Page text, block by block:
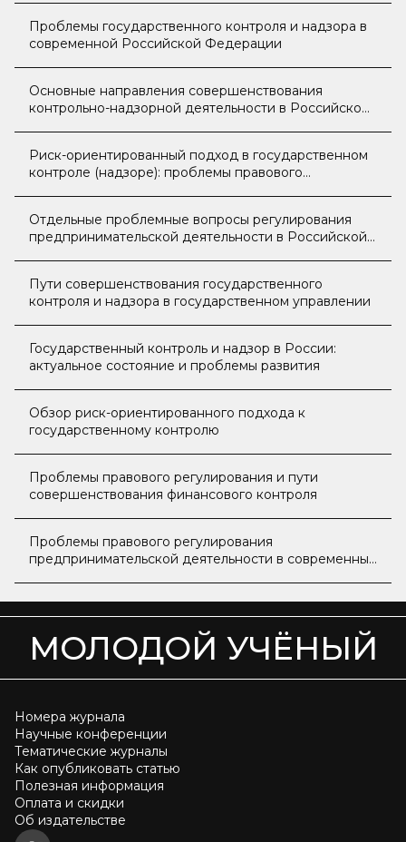
Проблемы государственного контроля и надзора в
современной Российской Федерации
Основные направления совершенствования
контрольно-надзорной деятельности в Российской
Риск-ориентированный подход в государственном
контроле (надзоре): проблемы правового
Отдельные проблемные вопросы регулирования
предпринимательской деятельности в Российской
Пути совершенствования государственного
контроля и надзора в государственном управлении
Государственный контроль и надзор в России:
актуальное состояние и проблемы развития
Обзор риск-ориентированного подхода к
государственному контролю
Проблемы правового регулирования и пути
совершенствования финансового контроля
Проблемы правового регулирования
предпринимательской деятельности в современных
МОЛОДОЙ УЧЁНЫЙ
Номера журнала
Научные конференции
Тематические журналы
Как опубликовать статью
Полезная информация
Оплата и скидки
Об издательстве